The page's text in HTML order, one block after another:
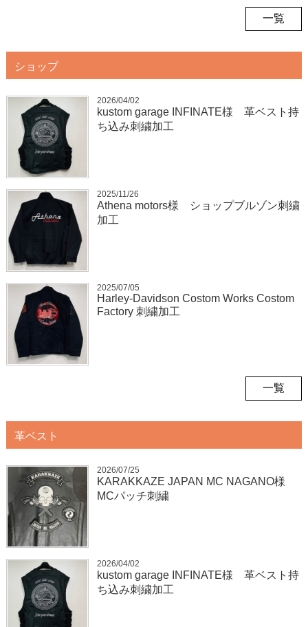
一覧
ショップ
2026/04/02
kustom garage INFINATE様 革ベスト持
ち込み刺繍加工
2025/11/26
Athena motors様 ショップブルゾン刺繍
加工
2025/07/05
Harley-Davidson Costom Works Costom
Factory 刺繍加工
一覧
革ベスト
2026/07/25
KARAKKAZE JAPAN MC NAGANO様
MCパッチ刺繍
2026/04/02
kustom garage INFINATE様 革ベスト持
ち込み刺繍加工